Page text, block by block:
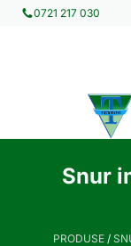
0721 217 030
Snur
PRODUSE /